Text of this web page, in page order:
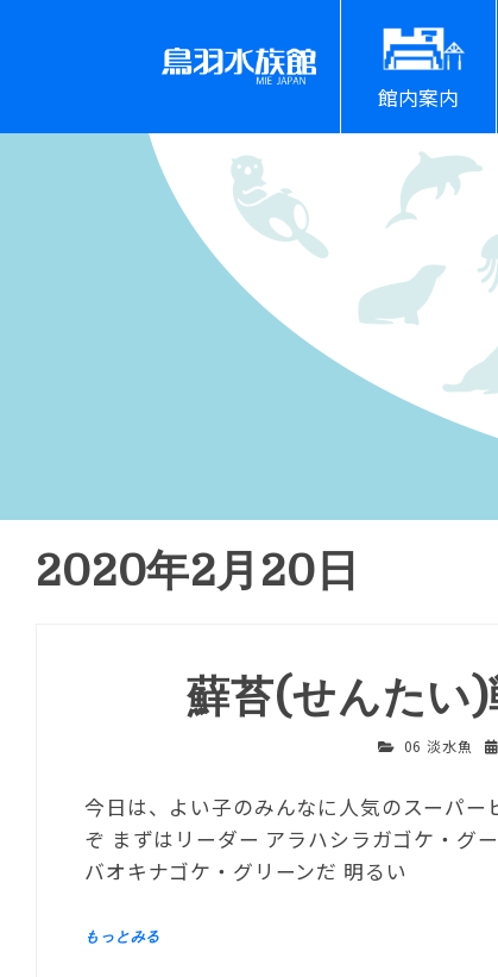
館内案内
2020年2月20日
蘚苔(せんたい
06 淡水魚
今日は、よい子のみんなに人気のスーパ
ぞ まずはリーダー アラハシラガゴケ・グ
バオキナゴケ・グリーンだ 明るい